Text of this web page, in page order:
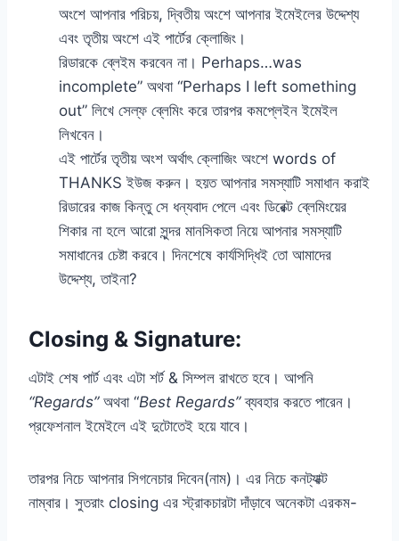
অংশে আপনার পরিচয়, দ্বিতীয় অংশে আপনার ইমেইলের উদ্দেশ্য
এবং তৃতীয় অংশে এই পার্টের ক্লোজিং।
রিডারকে ব্লেইম করবেন না। Perhaps…was
incomplete” অথবা “Perhaps I left something
out” লিখে সেল্ফ ব্লেমিং করে তারপর কমপ্লেইন ইমেইল
লিখবেন।
এই পার্টের তৃতীয় অংশ অর্থাৎ ক্লোজিং অংশে words of
THANKS ইউজ করুন। হয়ত আপনার সমস্যাটি সমাধান করাই
রিডারের কাজ কিন্তু সে ধন্যবাদ পেলে এবং ডিরেক্ট ব্লেমিংয়ের
শিকার না হলে আরো সুন্দর মানসিকতা নিয়ে আপনার সমস্যাটি
সমাধানের চেষ্টা করবে। দিনশেষে কার্যসিদ্ধিই তো আমাদের
উদ্দেশ্য, তাইনা?
Closing & Signature:
এটাই শেষ পার্ট এবং এটা শর্ট & সিম্পল রাখতে হবে। আপনি
“Regards”অথবা “Best Regards”ব্যবহার করতে পারেন।
প্রফেশনাল ইমেইলে এই দুটোতেই হয়ে যাবে।
তারপর নিচে আপনার সিগনেচার দিবেন(নাম)। এর নিচে কনট্যাক্ট
নাম্বার। সুতরাং closing এর স্ট্রাকচারটা দাঁড়াবে অনেকটা এরকম-